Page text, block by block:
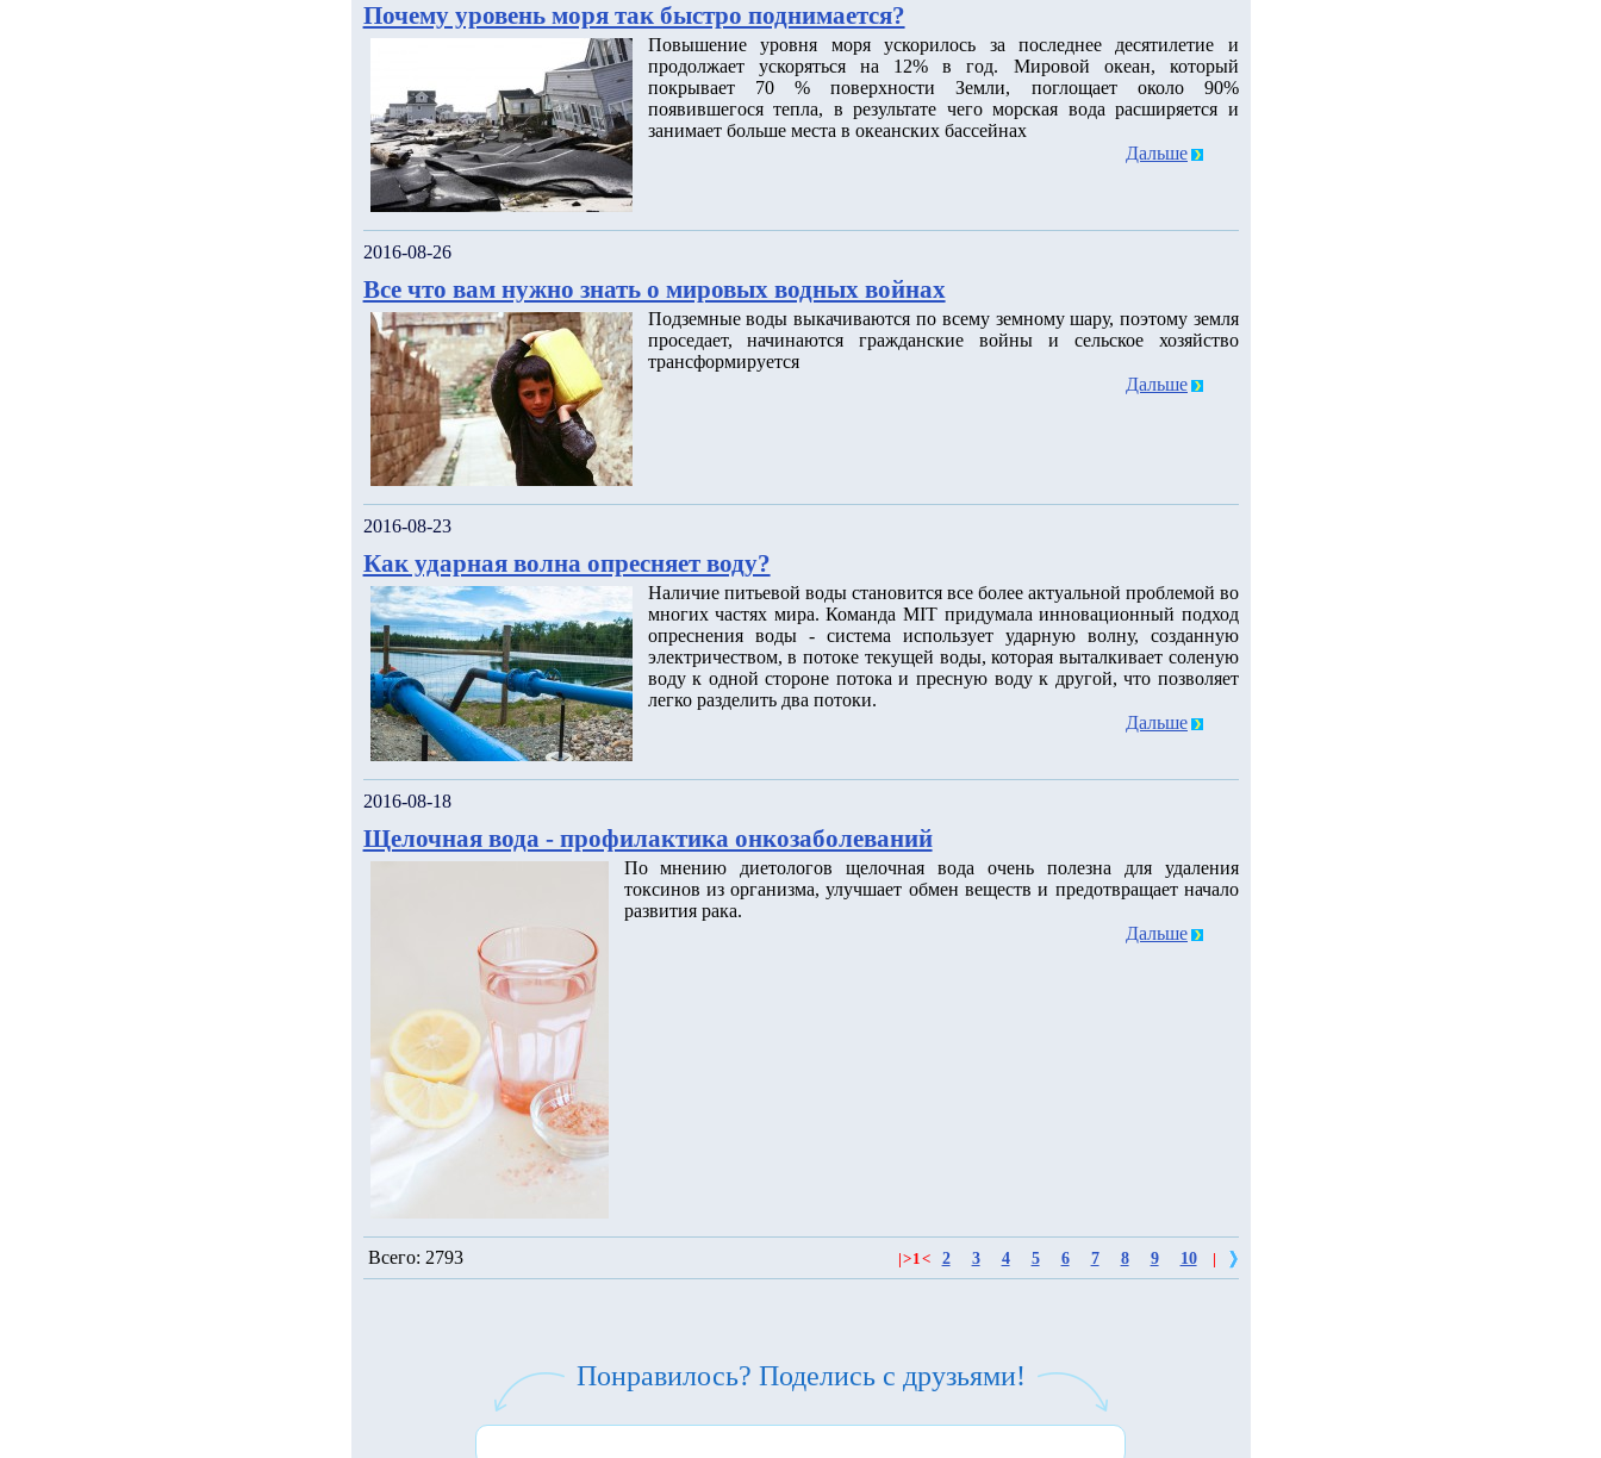
Почему уровень моря так быстро поднимается?
Повышение уровня моря ускорилось за последнее десятилетие и
продолжает ускоряться на 12% в год. Мировой океан, который
покрывает 70 % поверхности Земли, поглощает около 90%
появившегося тепла, в результате чего морская вода расширяется и
занимает больше места в океанских бассейнах
Дальше
2016-08-26
Все что вам нужно знать о мировых водных войнах
Подземные воды выкачиваются по всему земному шару, поэтому земля
проседает, начинаются гражданские войны и сельское хозяйство
трансформируется
Дальше
2016-08-23
Как ударная волна опресняет воду?
Наличие питьевой воды становится все более актуальной проблемой во
многих частях мира. Команда MIT придумала инновационный подход
опреснения воды - система использует ударную волну, созданную
электричеством, в потоке текущей воды, которая выталкивает соленую
воду к одной стороне потока и пресную воду к другой, что позволяет
легко разделить два потоки.
Дальше
2016-08-18
Щелочная вода - профилактика онкозаболеваний
По мнению диетологов щелочная вода очень полезна для удаления
токсинов из организма, улучшает обмен веществ и предотвращает начало
развития рака.
Дальше
Всего: 2793 >1< 2 3 4 5 6 7 8 9 10
Понравилось? Поделись с друзьями!